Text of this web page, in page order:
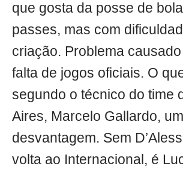
que gosta da posse de
passes, mas com
criação. Problema
falta de jogos oficiais. O
segundo o técnico do time
Aires, Marcelo Gallardo,
desvantagem. Sem
volta ao Internacional, é